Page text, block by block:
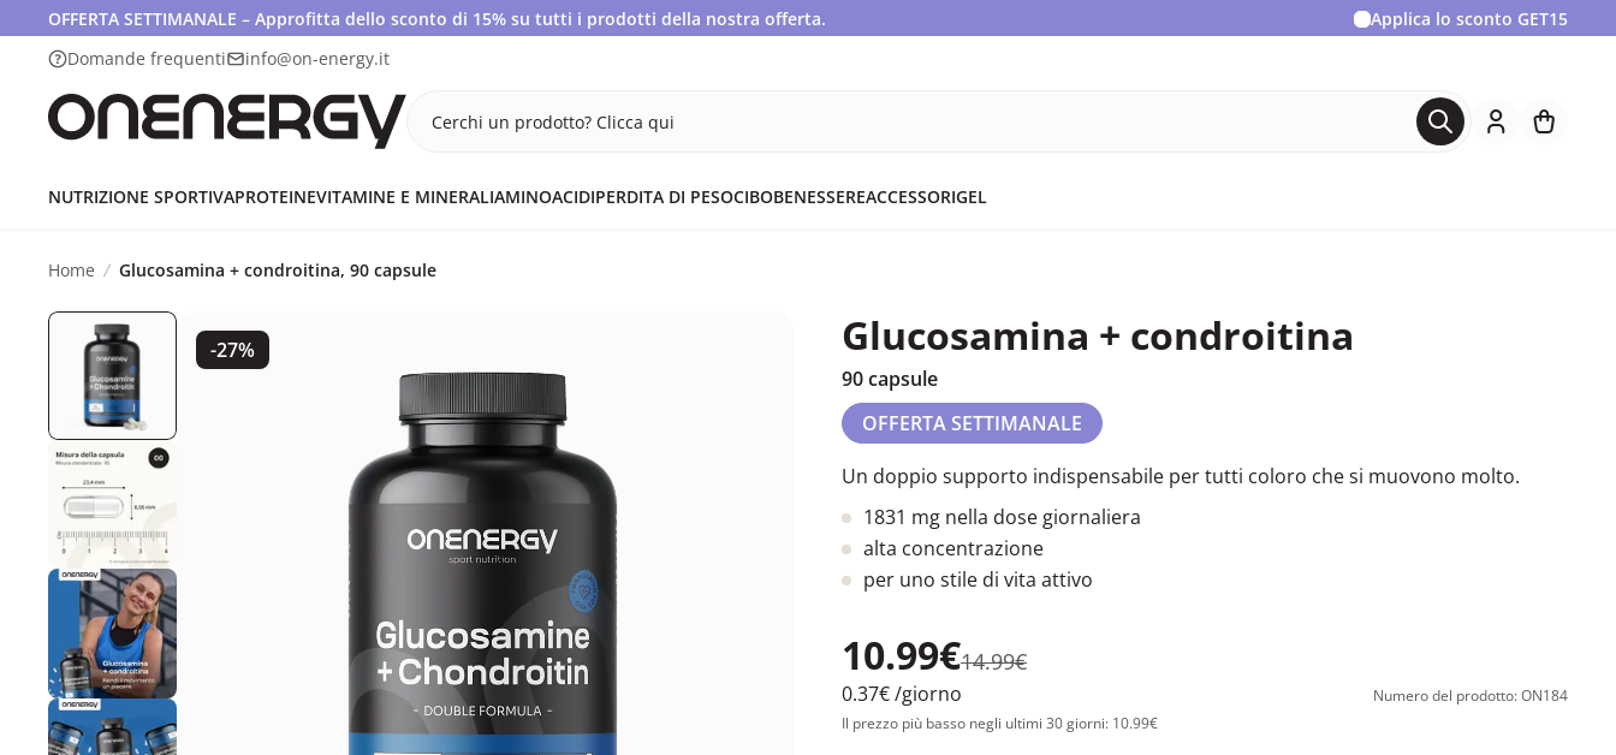
OFFERTA SETTIMANALE – Approfitta dello sconto di 15% su tutti i prodotti della nostra offerta. Applica lo sconto GET15
Domande frequenti
info@on-energy.it
Cerchi un prodotto? Clicca qui
NUTRIZIONE SPORTIVAPROTEINEVITAMINE E MINERALIAMINOACIDIPERDITA DI PESOCIBOBENESSEREACCESSORIGEL
Home Glucosamina + condroitina, 90 capsule
-27% Glucosamina + condroitina
90 capsule
OFFERTA SETTIMANALE
Un doppio supporto indispensabile per tutti coloro che si muovono molto.
1831 mg nella dose giornaliera
alta concentrazione
per uno stile di vita attivo
10.99€14.99€
0.37€/giorno
Numero del prodotto: ON184
Il prezzo più basso negli ultimi 30 giorni: 10.99€